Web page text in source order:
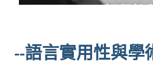
--語言實用性與學